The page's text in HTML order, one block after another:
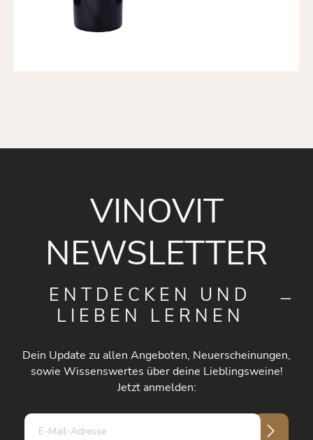
VINOVIT
NEWSLETTER
ENTDECKEN UND
LIEBEN LERNEN
Dein Update zu allen Angeboten, Neuerscheinungen,
sowie Wissenswertes über deine Lieblingsweine!
Jetzt anmelden: